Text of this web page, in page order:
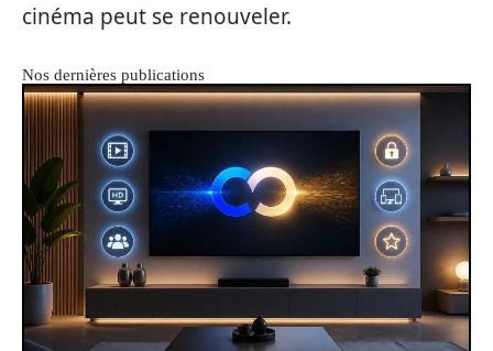
cinéma peut se renouveler.
Nos dernières publications